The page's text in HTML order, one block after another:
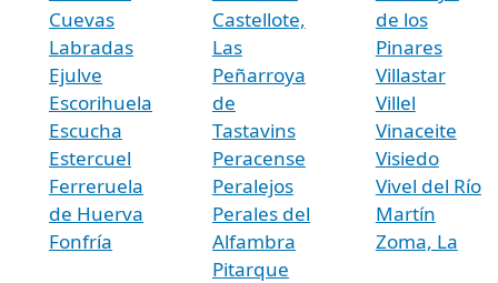
Cuevas
Labradas
Ejulve
Escorihuela
Escucha
Estercuel
Ferreruela
de Huerva
Fonfría
Castellote,
Las
Peñarroya
de
Tastavins
Peracense
Peralejos
Perales del
Alfambra
Pitarque
de los
Pinares
Villastar
Villel
Vinaceite
Visiedo
Vivel del Río
Martín
Zoma, La